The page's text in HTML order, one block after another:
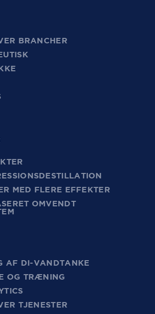
BRANCHER
MED FLERE EFFEKTER
OMVENDT
AF DI-VANDTANKE
OG TRÆNING
TJENESTER